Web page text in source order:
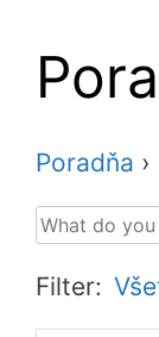
Poradňa ›
Filter: